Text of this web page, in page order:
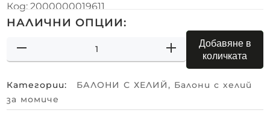
Код: 2000000019611
НАЛИЧНИ ОПЦИИ:
Добавяне в
количката
Категории: БАЛОНИ С ХЕЛИЙ, Балони с хелий
за момиче